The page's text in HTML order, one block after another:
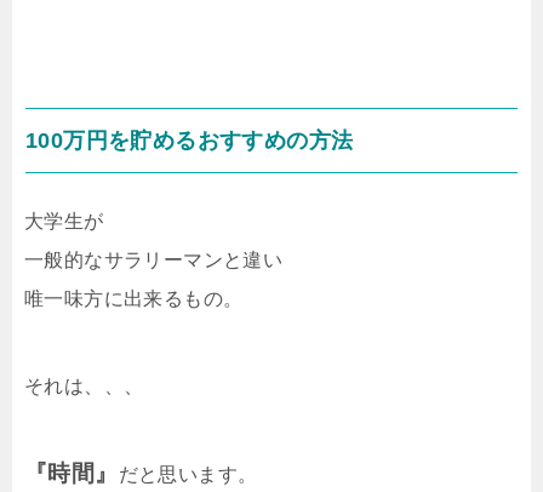
100万円を貯めるおすすめの方法
大学生が
一般的なサラリーマンと違い
唯一味方に出来るもの。
それは、、、
『時間』 だと思います。